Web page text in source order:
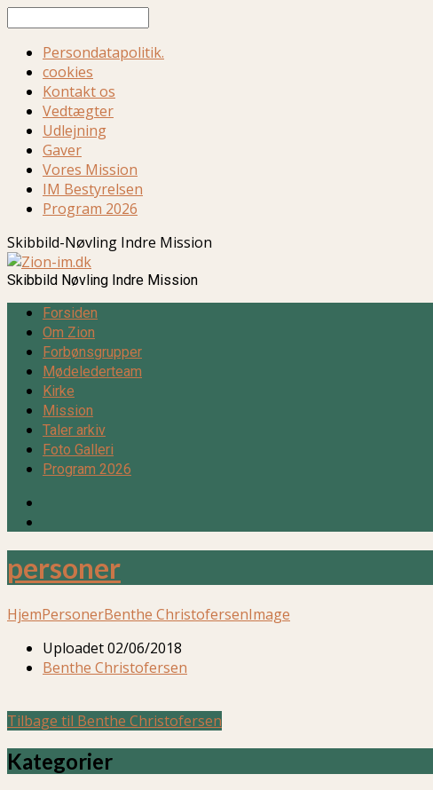
Persondatapolitik.
cookies
Kontakt os
Vedtægter
Udlejning
Gaver
Vores Mission
IM Bestyrelsen
Program 2026
Skibbild-Nøvling Indre Mission
Skibbild Nøvling Indre Mission
Forsiden
Om Zion
Forbønsgrupper
Mødelederteam
Kirke
Mission
Taler arkiv
Foto Galleri
Program 2026
personer
HjemPersonerBenthe ChristofersenImage
Uploadet02/06/2018
Benthe Christofersen
Tilbage til Benthe Christofersen
Kategorier